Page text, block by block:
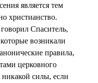
является тем
христианство.
Спаситель,
возникали
правила,
церковного
силы, если